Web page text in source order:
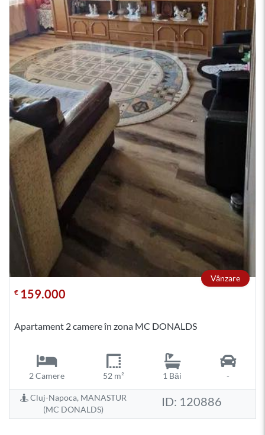
Vânzare
€ 159.000
Apartament 2 camere în zona MC DONALDS
2 Camere 52 m² 1 Băi -
Cluj-Napoca, MANASTUR
(MC DONALDS)
ID: 120886